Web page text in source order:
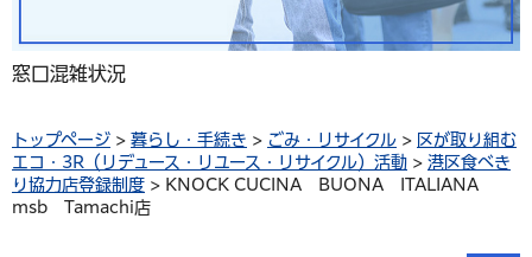
窓口混雑状況
トップページ > 暮らし・手続き > ごみ・リサイクル > 区が取り組む
エコ・3R（リデュース・リユース・リサイクル）活動 > 港区食べき
り協力店登録制度 > KNOCK CUCINA BUONA ITALIANA
msb Tamachi店